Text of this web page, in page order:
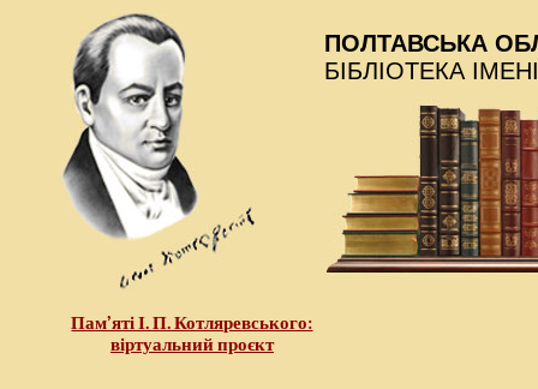
Пам’яті І. П. Котляревського:
віртуальний проєкт
ПОЛТАВСЬКА
БІБЛІОТЕКА